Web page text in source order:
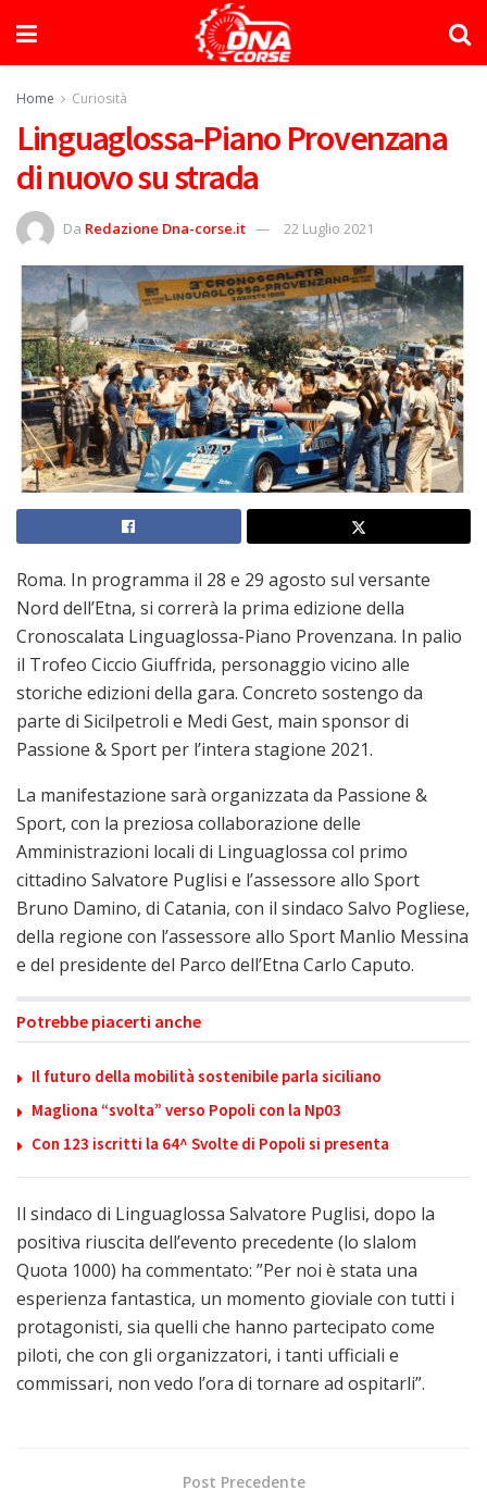
Home Curiosità
Linguaglossa-Piano Provenzana
di nuovo su strada
Da Redazione Dna-corse.it 22 Luglio 2021
Roma. In programma il 28 e 29 agosto sul versante
Nord dell’Etna, si correrà la prima edizione della
Cronoscalata Linguaglossa-Piano Provenzana. In palio
il Trofeo Ciccio Giuffrida, personaggio vicino alle
storiche edizioni della gara. Concreto sostengo da
parte di Sicilpetroli e Medi Gest, main sponsor di
Passione & Sport per l’intera stagione 2021.
La manifestazione sarà organizzata da Passione &
Sport, con la preziosa collaborazione delle
Amministrazioni locali di Linguaglossa col primo
cittadino Salvatore Puglisi e l’assessore allo Sport
Bruno Damino, di Catania, con il sindaco Salvo Pogliese,
della regione con l’assessore allo Sport Manlio Messina
e del presidente del Parco dell’Etna Carlo Caputo.
Potrebbe piacerti anche
Il futuro della mobilità sostenibile parla siciliano
Magliona “svolta” verso Popoli con la Np03
Con 123 iscritti la 64^ Svolte di Popoli si presenta
Il sindaco di Linguaglossa Salvatore Puglisi, dopo la
positiva riuscita dell’evento precedente (lo slalom
Quota 1000) ha commentato: ”Per noi è stata una
esperienza fantastica, un momento gioviale con tutti i
protagonisti, sia quelli che hanno partecipato come
piloti, che con gli organizzatori, i tanti ufficiali e
commissari, non vedo l’ora di tornare ad ospitarli”.
Post Precedente